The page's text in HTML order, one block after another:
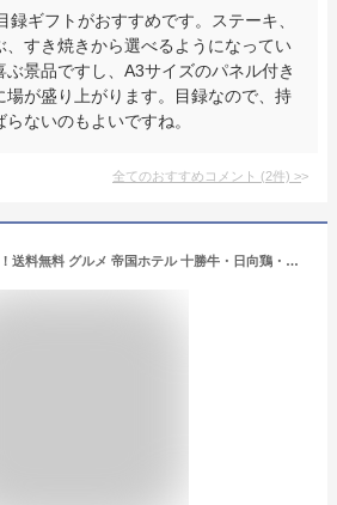
録ギフトがおすすめです。ステーキ、
、すき焼きから選べるようになってい
ぶ景品ですし、A3サイズのパネル付き
場が盛り上がります。目録なので、持
ないのもよいですね。
全てのおすすめコメント (2件) >
全品ポイントUP中！送料無料 グルメ 帝国ホテル 十勝牛・日向鶏・鹿児島黒豚カレーセット RC-50 高級 レトルト 内祝い 出産内祝い 結婚内祝い お返し 詰め合わせ ギフトセット 写真入り メッセージカード 贈答品 gwsプレゼント お歳暮 七五三